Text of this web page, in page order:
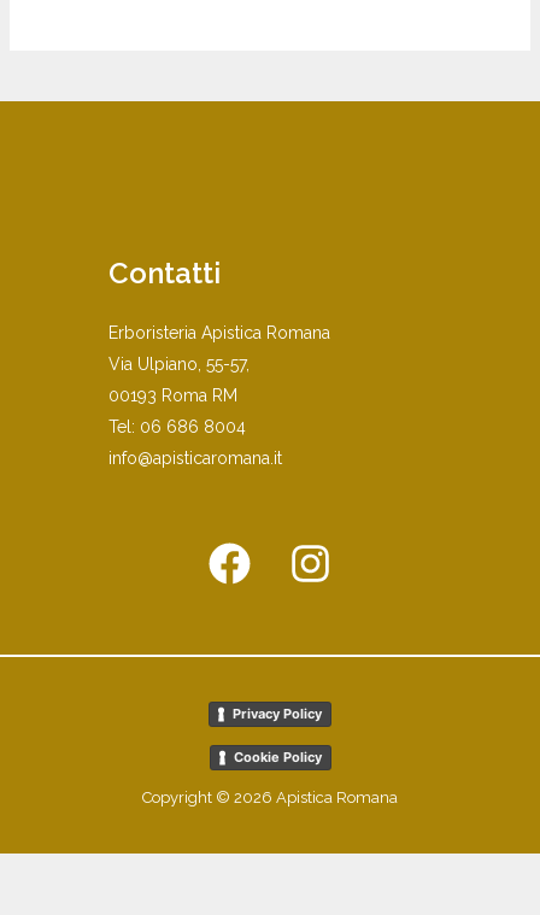
Contatti
Erboristeria Apistica Romana
Via Ulpiano, 55-57,
00193 Roma RM
Tel: 06 686 8004
info@apisticaromana.it
Privacy Policy
Cookie Policy
Copyright © 2026 Apistica Romana